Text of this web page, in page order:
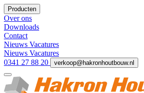
Producten
Over ons
Downloads
Contact
Nieuws Vacatures
Nieuws Vacatures
0341 27 88 20
verkoop@hakronhoutbouw.nl